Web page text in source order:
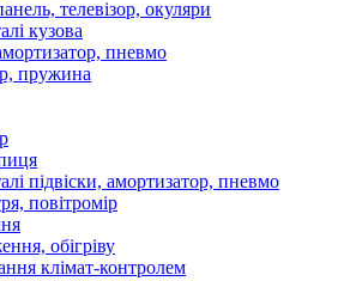
телевізор, окуляри
кузова
пневмо
пружина
підвіски, амортизатор, пневмо
повітромір
обігріву
клімат-контролем